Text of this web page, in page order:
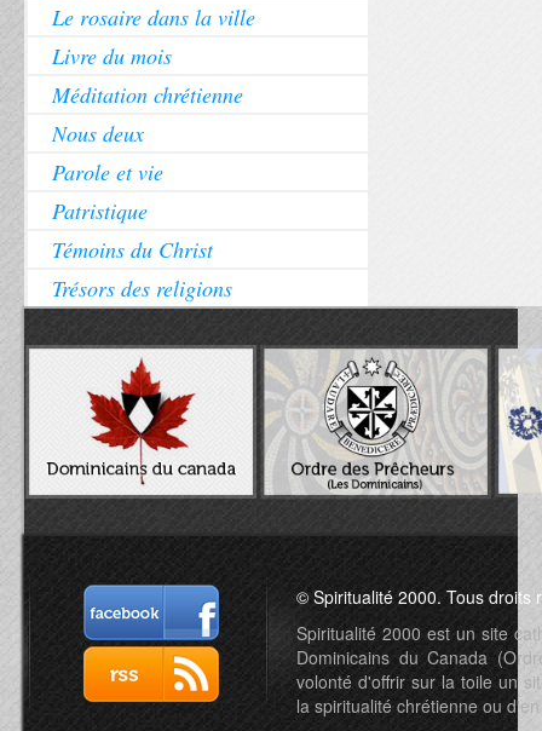
Le rosaire dans la ville
Livre du mois
Méditation chrétienne
Nous deux
Parole et vie
Patristique
Témoins du Christ
Trésors des religions
© Spiritualité 2000. Tous droits
Spiritualité 2000 est un site
Dominicains du Canada
volonté d'offrir sur la toile un
la spiritualité chrétienne ou